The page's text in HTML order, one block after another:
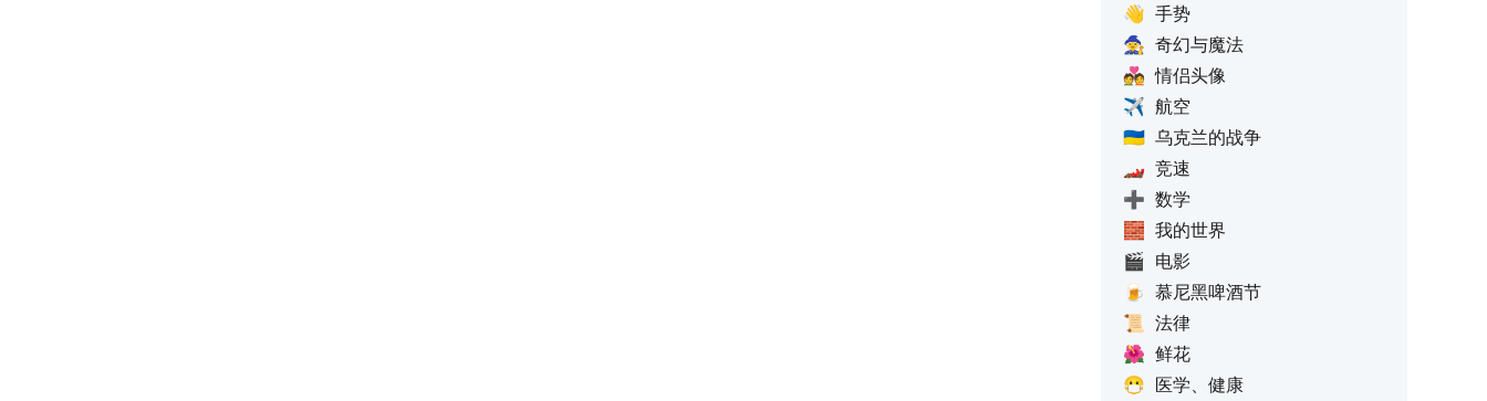
👋 手势
🧙 奇幻与魔法
💑 情侣头像
✈️ 航空
🇺🇦 乌克兰的战争
🏎️ 竞速
➕ 数学
🧱 我的世界
🎬 电影
🍺 慕尼黑啤酒节
📜 法律
🌺 鲜花
😷 医学、健康